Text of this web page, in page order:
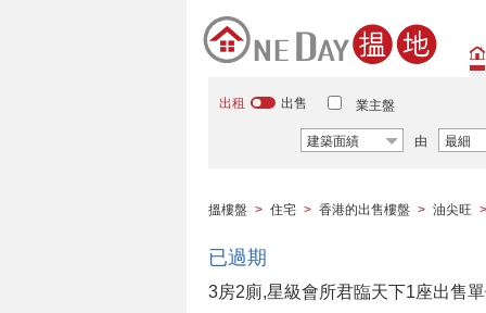
出租 出售 業主盤
建築面績 由 最細
搵樓盤 > 住宅 > 香港的出售樓盤 > 油尖旺 >
已過期
3房2廁,星級會所君臨天下1座出售